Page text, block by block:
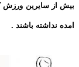
بیش از سایرین ورزش
امده نداشته باشند .